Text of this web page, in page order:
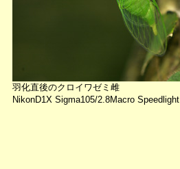
羽化直後のクロイワゼミ雌
NikonD1X Sigma105/2.8Macro Speedlight